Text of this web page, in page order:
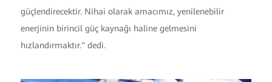
güçlendirecektir. Nihai olarak amacımız, yenilenebilir
enerjinin birincil güç kaynağı haline gelmesini
hızlandırmaktır." dedi.